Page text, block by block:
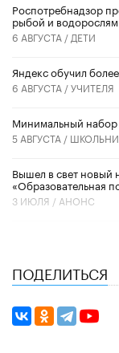
Роспотребнадзор
рыбой и
6 АВГУСТА / ДЕТИ
​Яндекс обучил
6 АВГУСТА /УЧИТЕЛЯ
Минимальный
5 АВГУСТА /
Вышел в свет новый
«Образовательная
3 ИЮЛЯ / АНОНС
ПОДЕЛИТЬСЯ